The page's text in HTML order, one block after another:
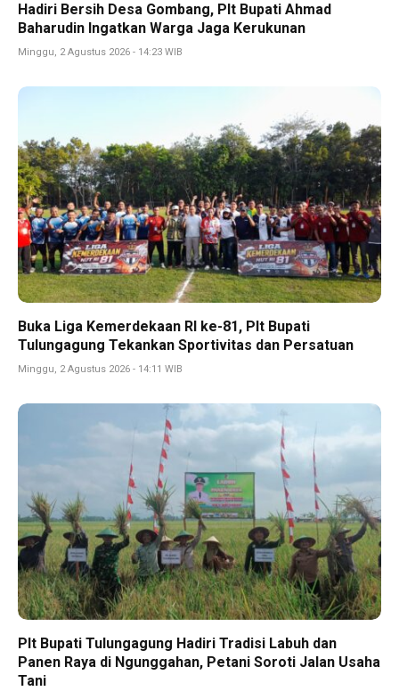
Hadiri Bersih Desa Gombang, Plt Bupati Ahmad
Baharudin Ingatkan Warga Jaga Kerukunan
Minggu, 2 Agustus 2026 - 14:23 WIB
Buka Liga Kemerdekaan RI ke-81, Plt Bupati
Tulungagung Tekankan Sportivitas dan Persatuan
Minggu, 2 Agustus 2026 - 14:11 WIB
Plt Bupati Tulungagung Hadiri Tradisi Labuh dan
Panen Raya di Ngunggahan, Petani Soroti Jalan Usaha
Tani